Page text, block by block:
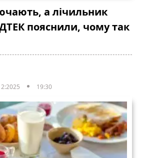
а лічильник
пояснили, чому так
19:30